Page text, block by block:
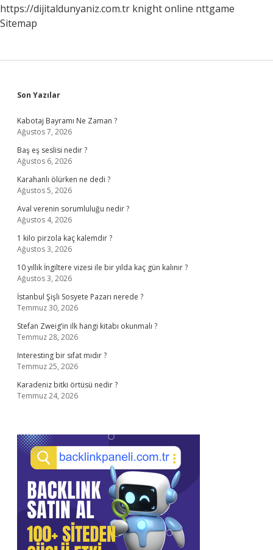
https://dijitaldunyaniz.com.tr knight online nttgame
Sitemap
Sidebar
Son Yazılar
Kabotaj Bayramı Ne Zaman ?
Ağustos 7, 2026
Baş eş seslisi nedir ?
Ağustos 6, 2026
Karahanlı ölürken ne dedi ?
Ağustos 5, 2026
Aval verenin sorumluluğu nedir ?
Ağustos 4, 2026
1 kilo pirzola kaç kalemdir ?
Ağustos 3, 2026
10 yıllık İngiltere vizesi ile bir yılda kaç gün kalınır ?
Ağustos 3, 2026
İstanbul Şişli Sosyete Pazarı nerede ?
Temmuz 30, 2026
Stefan Zweig’in ilk hangi kitabı okunmalı ?
Temmuz 28, 2026
Interesting bir sıfat mıdır ?
Temmuz 25, 2026
Karadeniz bitki örtüsü nedir ?
Temmuz 24, 2026